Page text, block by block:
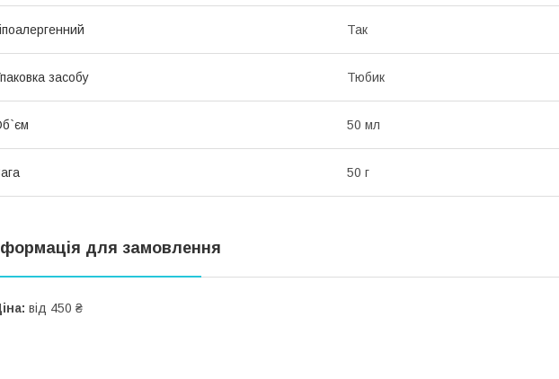
Так
засобу Тюбик
50 мл
50 г
для замовлення
від 450 ₴